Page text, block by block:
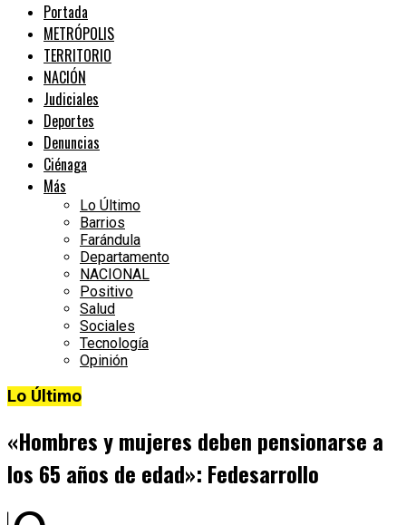
Portada
METRÓPOLIS
TERRITORIO
NACIÓN
Judiciales
Deportes
Denuncias
Ciénaga
Más
Lo Último
Barrios
Farándula
Departamento
NACIONAL
Positivo
Salud
Sociales
Tecnología
Opinión
Lo Último
«Hombres y mujeres deben pensionarse a
los 65 años de edad»: Fedesarrollo